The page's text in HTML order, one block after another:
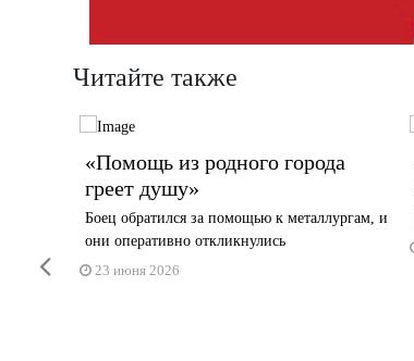
Читайте также
«Помощь из родного города
греет душу»
Боец обратился за помощью к металлургам, и
они оперативно откликнулись
23 июня 2026